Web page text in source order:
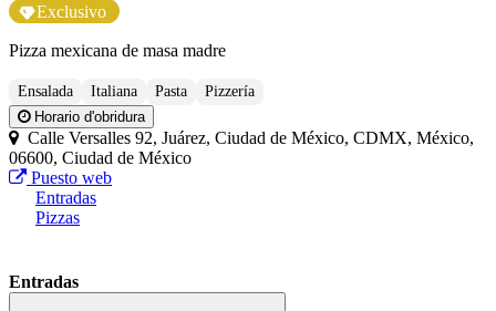
Exclusivo
Pizza mexicana de masa madre
Ensalada Italiana Pasta
Pizzería
Horario d'obridura
Calle Versalles 92, Juárez, Ciudad de México, CDMX, México,
06600, Ciudad de México
Puesto web
Entradas
Pizzas
Entradas